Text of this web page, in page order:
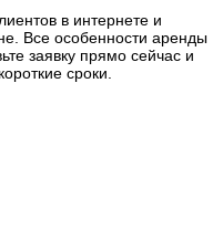
в интернете и
Все особенности аренды
заявку прямо сейчас и
сроки.